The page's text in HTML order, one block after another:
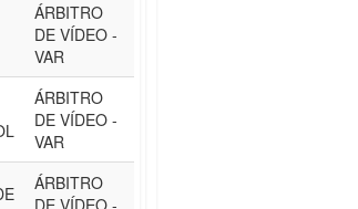
ÁRBITRO
DE VÍDEO -
VAR
ÁRBITRO
DE VÍDEO -
VAR
ÁRBITRO
DE VÍDEO -